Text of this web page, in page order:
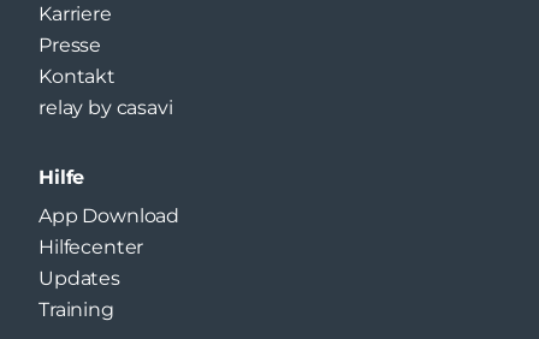
Karriere
Presse
Kontakt
relay by casavi
Hilfe
App Download
Hilfecenter
Updates
Training